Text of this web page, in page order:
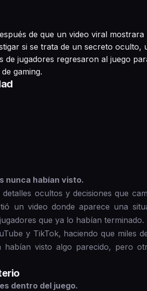
de que un video viral
si se trata de un secreto
jugadores regresaron al juego
gaming.
nunca habían visto.
ocultos y decisiones que
un video donde aparece una
que ya lo habían terminado.
y TikTok, haciendo que miles
visto algo parecido, pero
dentro del juego.